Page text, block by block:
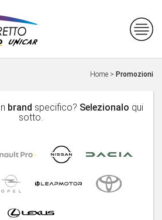
Home > Promozioni
brand specifico? Selezionalo qui
sotto.